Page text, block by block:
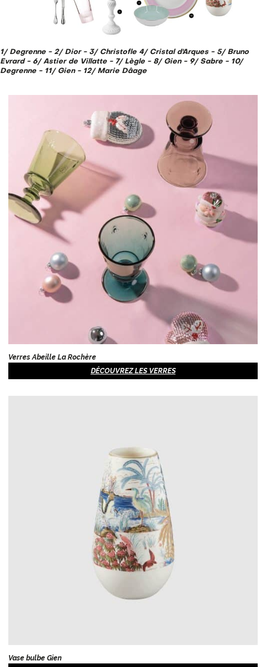
1/ Degrenne - 2/ Dior - 3/ Christofle 4/ Cristal d'Arques - 5/ Bruno
Evrard - 6/ Astier de Villatte - 7/ Lègle - 8/ Gien - 9/ Sabre - 10/
Degrenne - 11/ Gien - 12/ Marie Dâage
Verres Abeille La Rochère
DÉCOUVREZ LES VERRES
Vase bulbe Gien